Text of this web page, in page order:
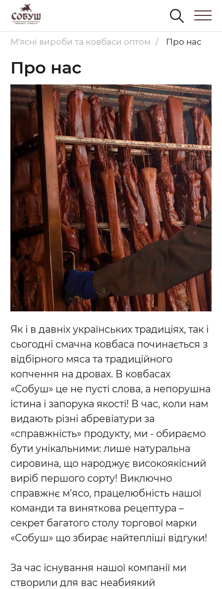
М'ясні вироби та ковбаси оптом Про нас
Про нас
Як і в давніх українських традиціях, так і
сьогодні смачна ковбаса починається з
відбірного мяса та традиційного
копчення на дровах. В ковбасах
«Собуш» це не пусті слова, а непорушна
істина і запорука якості! В час, коли нам
видають різні абревіатури за
«справжність» продукту, ми - обираємо
бути унікальними: лише натуральна
сировина, що народжує високоякісний
виріб першого сорту! Виключно
справжнє м’ясо, працелюбність нашої
команди та виняткова рецептура –
секрет багатого столу торгової марки
«Собуш» що збирає найтепліші відгуки!
За час існування нашої компанії ми
створили для вас неабиякий